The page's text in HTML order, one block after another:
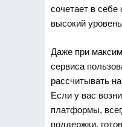
сочетает в себе
высокий
Даже при
сервиса
рассчитывать
Если у вас
платформы,
поддержки,